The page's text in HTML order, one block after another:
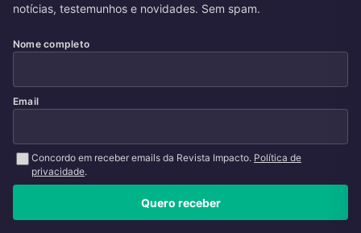
notícias, testemunhos e novidades. Sem spam.
Nome completo
Email
Concordo em receber emails da Revista Impacto. Política de
privacidade.
Quero receber